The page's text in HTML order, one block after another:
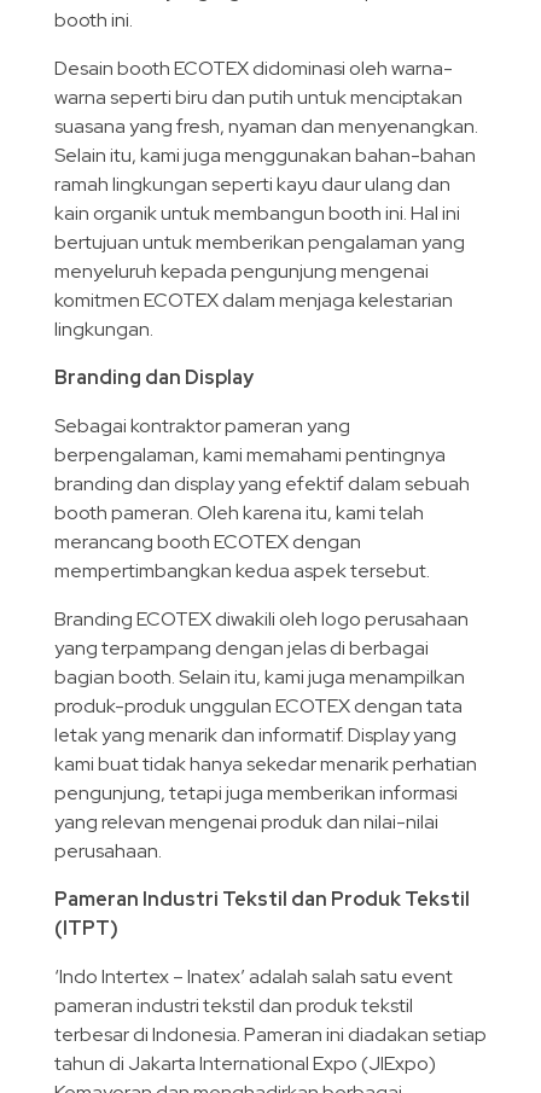
booth ini.
Desain booth ECOTEX didominasi oleh warna-
warna seperti biru dan putih untuk menciptakan
suasana yang fresh, nyaman dan menyenangkan.
Selain itu, kami juga menggunakan bahan-bahan
ramah lingkungan seperti kayu daur ulang dan
kain organik untuk membangun booth ini. Hal ini
bertujuan untuk memberikan pengalaman yang
menyeluruh kepada pengunjung mengenai
komitmen ECOTEX dalam menjaga kelestarian
lingkungan.
Branding dan Display
Sebagai kontraktor pameran yang
berpengalaman, kami memahami pentingnya
branding dan display yang efektif dalam sebuah
booth pameran. Oleh karena itu, kami telah
merancang booth ECOTEX dengan
mempertimbangkan kedua aspek tersebut.
Branding ECOTEX diwakili oleh logo perusahaan
yang terpampang dengan jelas di berbagai
bagian booth. Selain itu, kami juga menampilkan
produk-produk unggulan ECOTEX dengan tata
letak yang menarik dan informatif. Display yang
kami buat tidak hanya sekedar menarik perhatian
pengunjung, tetapi juga memberikan informasi
yang relevan mengenai produk dan nilai-nilai
perusahaan.
Pameran Industri Tekstil dan Produk Tekstil
(ITPT)
‘Indo Intertex – Inatex’ adalah salah satu event
pameran industri tekstil dan produk tekstil
terbesar di Indonesia. Pameran ini diadakan setiap
tahun di Jakarta International Expo (JIExpo)